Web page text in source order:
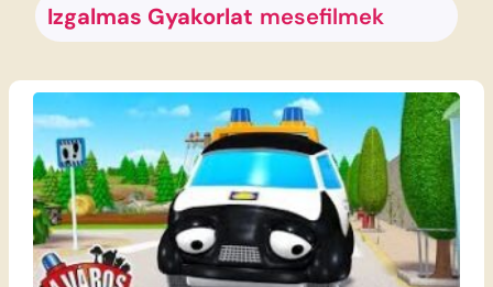
Izgalmas Gyakorlat mesefilmek